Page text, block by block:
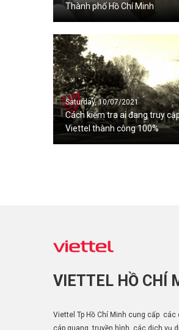
Thành phố Hồ Chí Minh
Saturday, 10/07/2021
Cách kiểm tra ai đang truy
Viettel thành công 100%
VIETTEL HỒ CHÍ
Viettel Tp Hồ Chí Minh cung cấp các
cáp quang, truyền hình, các dịch vụ